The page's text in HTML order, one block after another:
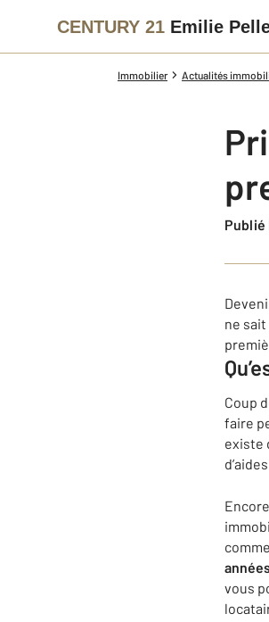
CENTURY 21 Emilie
Immobilier Actualités
ne
Coup
faire
existe
vous